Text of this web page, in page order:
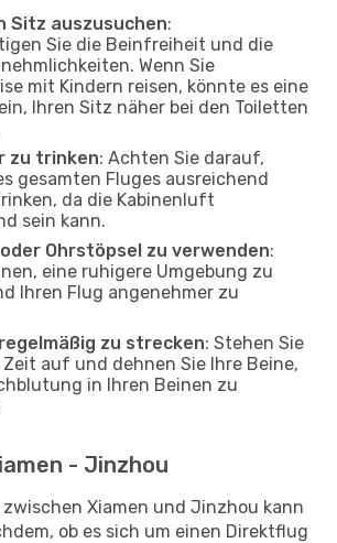
Sitz auszusuchen:
Sie die Beinfreiheit und die
Wenn Sie
mit Kindern reisen, könnte es eine
Ihren Sitz näher bei den Toiletten
zu trinken: Achten Sie darauf,
gesamten Fluges ausreichend
da die Kabinenluft
sein kann.
Ohrstöpsel zu verwenden:
eine ruhigere Umgebung zu
Ihren Flug angenehmer zu
zu strecken: Stehen Sie
auf und dehnen Sie Ihre Beine,
in Ihren Beinen zu
- Jinzhou
Xiamen und Jinzhou kann
ob es sich um einen Direktflug